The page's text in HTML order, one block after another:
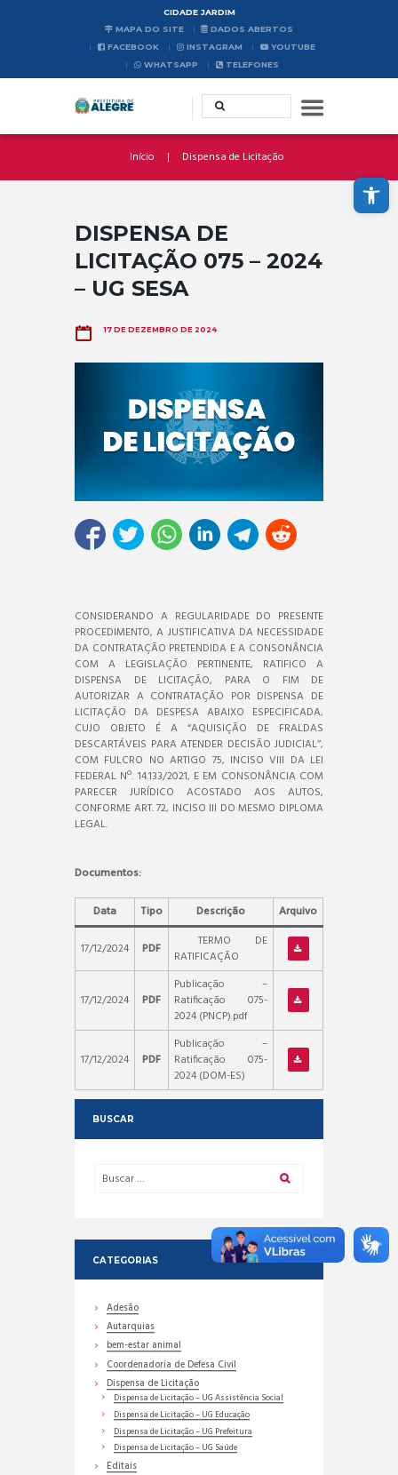
Abrir a barra de ferramentas
CIDADE JARDIM
MAPA DO SITE
DADOS ABERTOS
FACEBOOK
INSTAGRAM
YOUTUBE
WHATSAPP
TELEFONES
Início Dispensa de Licitação
DISPENSA DE
LICITAÇÃO 075 – 2024
– UG SESA
17 DE DEZEMBRO DE 2024
CONSIDERANDO A REGULARIDADE DO PRESENTE
PROCEDIMENTO, A JUSTIFICATIVA DA NECESSIDADE
DA CONTRATAÇÃO PRETENDIDA E A CONSONÂNCIA
COM A LEGISLAÇÃO PERTINENTE, RATIFICO A
DISPENSA DE LICITAÇÃO, PARA O FIM DE
AUTORIZAR A CONTRATAÇÃO POR DISPENSA DE
LICITAÇÃO DA DESPESA ABAIXO ESPECIFICADA,
CUJO OBJETO É A “AQUISIÇÃO DE FRALDAS
DESCARTÁVEIS PARA ATENDER DECISÃO JUDICIAL’’,
COM FULCRO NO ARTIGO 75, INCISO VIII DA LEI
FEDERAL Nº. 14.133/2021, E EM CONSONÂNCIA COM
PARECER JURÍDICO ACOSTADO AOS AUTOS,
CONFORME ART. 72, INCISO III DO MESMO DIPLOMA
LEGAL.
Documentos:
Data Tipo Descrição Arquivo
17/12/2024 PDF
TERMO DE
RATIFICAÇÃO
17/12/2024 PDF
Publicação –
Ratificação 075-
2024 (PNCP).pdf
17/12/2024 PDF
Publicação –
Ratificação 075-
2024 (DOM-ES)
BUSCAR
CATEGORIAS
Adesão
Autarquias
bem-estar animal
Coordenadoria de Defesa Civil
Dispensa de Licitação
Dispensa de Licitação – UG Assistência Social
Dispensa de Licitação – UG Educação
Dispensa de Licitação – UG Prefeitura
Dispensa de Licitação – UG Saúde
Editais